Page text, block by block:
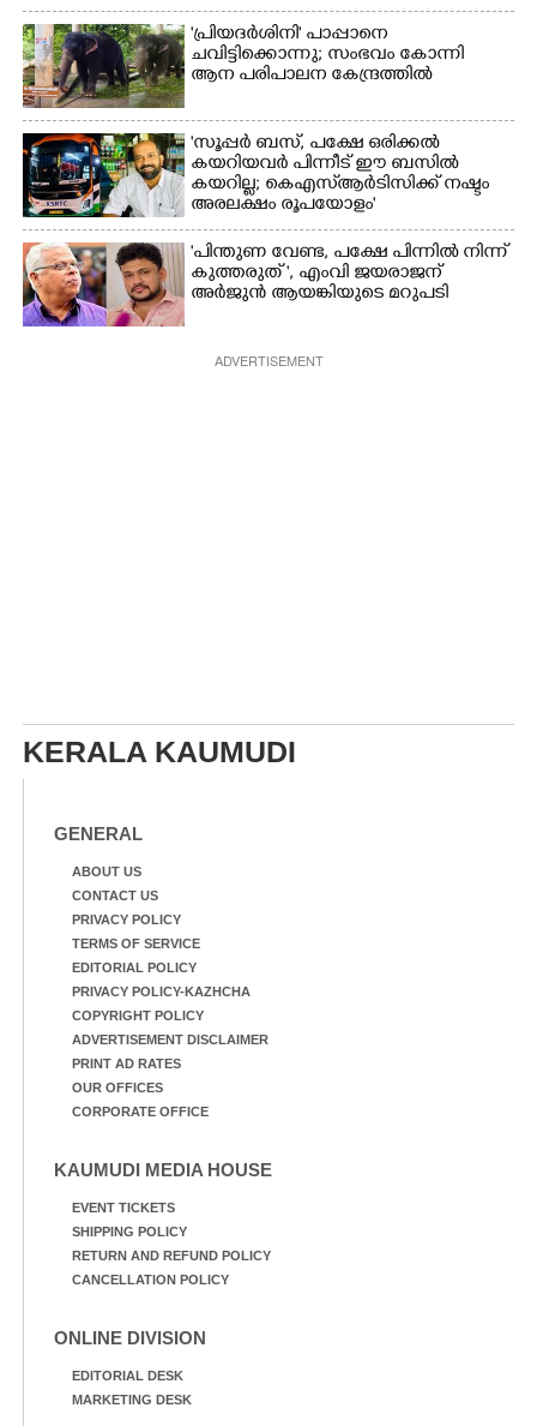
'പ്രിയദർശിനി' പാപ്പാനെ
ചവിട്ടിക്കൊന്നു; സംഭവം കോന്നി
ആന പരിപാലന കേന്ദ്രത്തിൽ
'സൂപ്പർ ബസ്, പക്ഷേ ഒരിക്കൽ
കയറിയവർ പിന്നീട് ഈ ബസിൽ
കയറില്ല; കെഎസ്ആർടിസിക്ക് നഷ്ടം
അരലക്ഷം രൂപയോളം'
"പിന്തുണ വേണ്ട,​ പക്ഷേ പിന്നിൽ നിന്ന്
കുത്തരുത് ", എംവി ജയരാജന്
അർജുൻ ആയങ്കിയുടെ മറുപടി
ADVERTISEMENT
KERALA KAUMUDI
GENERAL
ABOUT US
CONTACT US
PRIVACY POLICY
TERMS OF SERVICE
EDITORIAL POLICY
PRIVACY POLICY-KAZHCHA
COPYRIGHT POLICY
ADVERTISEMENT DISCLAIMER
PRINT AD RATES
OUR OFFICES
CORPORATE OFFICE
KAUMUDI MEDIA HOUSE
EVENT TICKETS
SHIPPING POLICY
RETURN AND REFUND POLICY
CANCELLATION POLICY
ONLINE DIVISION
EDITORIAL DESK
MARKETING DESK